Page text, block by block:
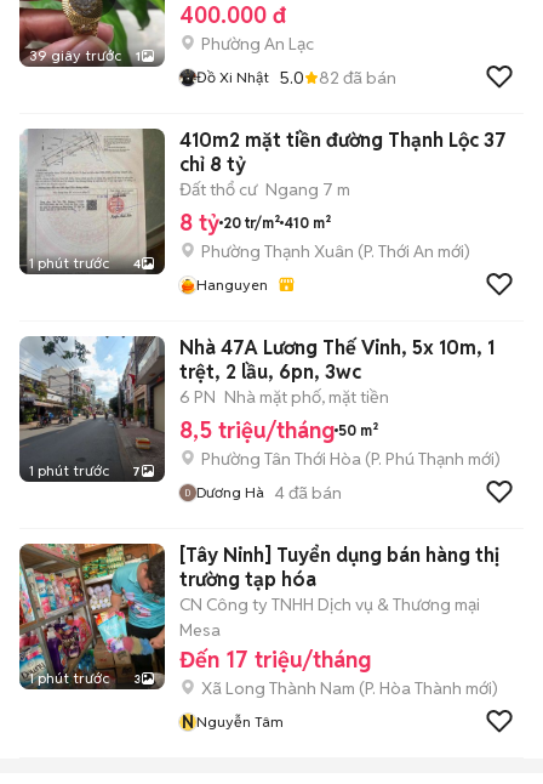
39 giây trước 1
400.000 đ
Phường An Lạc
Đồ Xi Nhật 5.0 82 đã bán
1 phút trước 4
410m2 mặt tiền đường Thạnh Lộc 37
chỉ 8 tỷ
Đất thổ cư Ngang 7 m
8 tỷ 20 tr/m² 410 m²
Phường Thạnh Xuân (P. Thới An mới)
Hanguyen
1 phút trước 7
Nhà 47A Lương Thế Vinh, 5x 10m, 1
trệt, 2 lầu, 6pn, 3wc
6 PN Nhà mặt phố, mặt tiền
8,5 triệu/tháng 50 m²
Phường Tân Thới Hòa (P. Phú Thạnh mới)
Dương Hà 4đã bán
1 phút trước 3
[Tây Ninh] Tuyển dụng bán hàng thị
trường tạp hóa
CN Công ty TNHH Dịch vụ & Thương mại
Mesa
Đến 17 triệu/tháng
Xã Long Thành Nam (P. Hòa Thành mới)
NNguyễn Tâm